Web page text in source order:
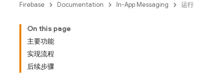
Firebase Documentation In-App Messaging 运行
On this page
主要功能
实现流程
后续步骤